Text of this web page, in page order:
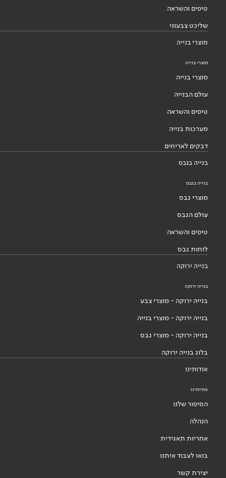
טיפים והשראה
שליכט צבעוני
מוצרי בנייה
מוצרי בנייה
מוצרי בנייה
עולם הבנייה
טיפים והשראה
מערכות בנייה
דבקים לאריחים
בנייה בגבס
בנייה בגבס
מוצרי גבס
עולם הגבס
טיפים והשראה
לוחות גבס
בנייה ירוקה
בנייה ירוקה
בנייה ירוקה - מוצרי צבע
בנייה ירוקה - מוצרי בנייה
בנייה ירוקה - מוצרי גבס
בלוג בנייה ירוקה
אודותינו
אודותינו
הסיפור שלנו
הנהלה
אחריות תאגידית
בואו לעבוד איתנו
יצירת קשר